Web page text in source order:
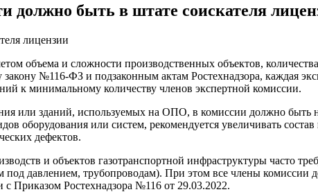
должно быть в штате соискателя
объема и сложности производственных объектов,
№116-ФЗ и подзаконным актам Ростехнадзора, каждая
к минимальному количеству членов экспертной комиссии.
или зданий, используемых на ОПО, в комиссии должно быть
оборудования или систем, рекомендуется увеличивать
дефектов.
и объектов газотранспортной инфраструктуры часто
под давлением, трубопроводам). При этом все члены
Приказом Ростехнадзора №116 от 29.03.2022.